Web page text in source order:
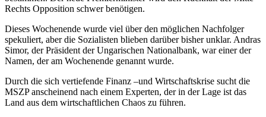
Rechts Opposition schwer benötigen.
Dieses Wochenende wurde viel über den möglichen Nachfolger
spekuliert, aber die Sozialisten blieben darüber bisher unklar. Andras
Simor, der Präsident der Ungarischen Nationalbank, war einer der
Namen, der am Wochenende genannt wurde.
Durch die sich vertiefende Finanz –und Wirtschaftskrise sucht die
MSZP anscheinend nach einem Experten, der in der Lage ist das
Land aus dem wirtschaftlichen Chaos zu führen.